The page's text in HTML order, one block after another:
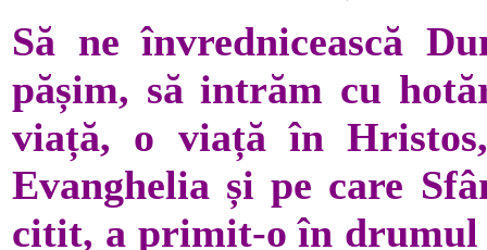
Să ne învrednicească
pășim, să intrăm cu
viață, o viață în
Evanghelia și pe care
citit, a primit-o în drumul